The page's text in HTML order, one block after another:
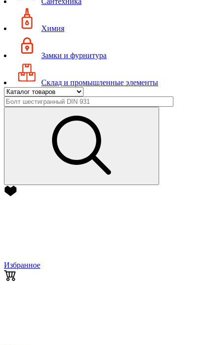
Химия
Замки и фурнитура
Склад и промышленные элементы
Избранное